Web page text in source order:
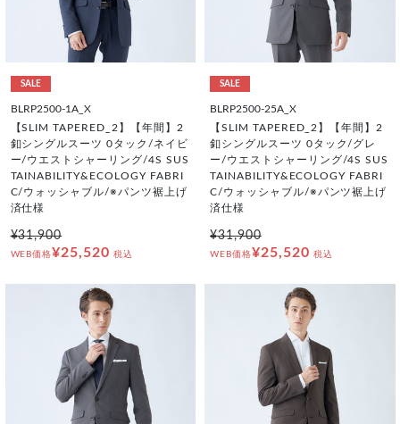
SALE
BLRP2500-1A_X
【SLIM TAPERED_2】【年間】2
釦シングルスーツ 0タック/ネイビ
ー/ウエストシャーリング/4S SUS
TAINABILITY&ECOLOGY FABRI
C/ウォッシャブル/※パンツ裾上げ
済仕様
¥31,900
WEB価格¥25,520 税込
SALE
BLRP2500-25A_X
【SLIM TAPERED_2】【年間】2
釦シングルスーツ 0タック/グレ
ー/ウエストシャーリング/4S SUS
TAINABILITY&ECOLOGY FABRI
C/ウォッシャブル/※パンツ裾上げ
済仕様
¥31,900
WEB価格¥25,520 税込